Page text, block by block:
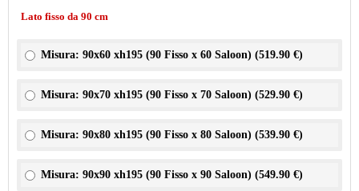
Lato fisso da 90 cm
Misura: 90x60 xh195 (90 Fisso x 60 Saloon) (519.90 €)
Misura: 90x70 xh195 (90 Fisso x 70 Saloon) (529.90 €)
Misura: 90x80 xh195 (90 Fisso x 80 Saloon) (539.90 €)
Misura: 90x90 xh195 (90 Fisso x 90 Saloon) (549.90 €)